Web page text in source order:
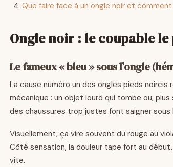
Que faire face à un ongle noir et comment
Ongle noir : le coupable
Le fameux « bleu » sous l’ongle
La cause numéro un des ongles pieds noircis
mécanique : un objet lourd qui tombe ou,
des chaussures trop justes font saigner sous
Visuellement, ça vire souvent du rouge au
Côté sensation, la douleur tape fort au
vite.